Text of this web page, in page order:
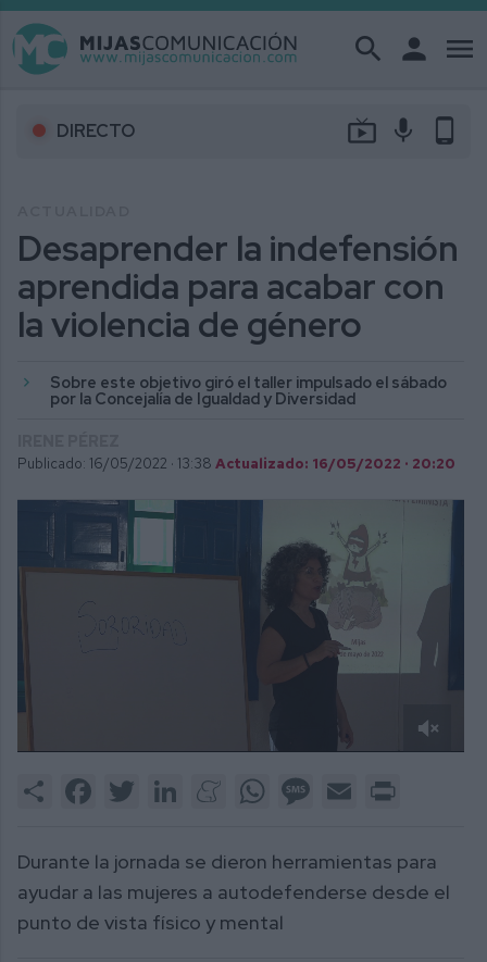
search person menu
DIRECTO live_tv mic phone_android
Desaprender la indefensión
aprendida para acabar con
la violencia de género
Sobre este objetivo giró el taller impulsado el sábado
por la Concejalía de Igualdad y Diversidad
Publicado: 16/05/2022 · 13:38 Actualizado: 16/05/2022 · 20:20
1
Share FacebookTwitter LinkedInMeneameWhatsAppMessage
Email
Durante la jornada se dieron herramientas para
ayudar a las mujeres a autodefenderse desde el
punto de vista físico y mental